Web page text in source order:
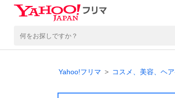
Yahoo!フリマ コスメ、美容、ヘ